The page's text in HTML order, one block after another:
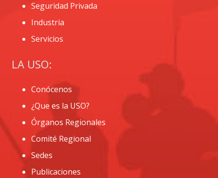
Seguridad Privada
Industria
Servicios
LA USO:
Conócenos
¿Que es la USO?
Órganos Regionales
Comité Regional
Sedes
Publicaciones